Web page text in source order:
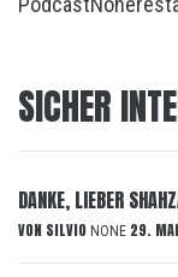
SICHER
DANKE, LIEBER
VON SILVIO NONE 29.